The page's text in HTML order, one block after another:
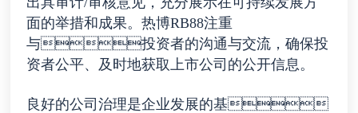
面的举措和成果。热博RB88注重
与投资者的沟通与交流，确保投
资者公平、及时地获取上市公司的公开信息。
良好的公司治理是企业发展的基